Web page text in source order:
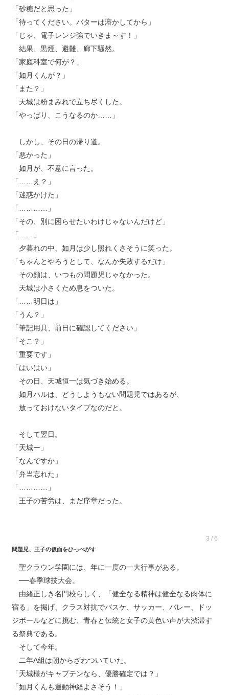
「砂糖だと思った」
「待ってください。バターは溶かしてから」
「じゃ、電子レンジ強でいきま～す！」
結果、黒煙、避難、廊下騒然。
「家庭科室で何が？」
「如月くんが？」
「また？」
天城は粉まみれで立ち尽くした。
「やっぱり、こうなるのか……」
しかし、その日の帰り道。
「悪かった」
如月が、不意に言った。
「……え？」
「迷惑かけた」
「…………」
「その、別に困らせたいわけじゃないんだけど」
「……」
夕暮れの中、如月は少し照れくさそうに笑った。
「ちゃんとやろうとして、なんか失敗するだけ」
その顔は、いつもの問題児じゃなかった。
天城は小さくため息をついた。
「……明日は」
「うん？」
「筆記用具、前日に確認してください」
「そこ？」
「重要です」
「はいはい」
その日、天城恒一は気づき始める。
如月ハルは、どうしようもない問題児ではあるが、
放っておけないタイプなのだと。
そして翌日。
「天城ー」
「なんですか」
「弁当忘れた」
「…………」
王子の苦労は、まだ序章だった。
3 / 6
問題児、王子の仮面をひっぺがす
聖クラウン学園には、年に一度の一大行事がある。
──春季球技大会。
由緒正しき名門校らしく、「健全なる精神は健全なる肉体に
宿る」を掲げ、クラス対抗でバスケ、サッカー、バレー、ドッ
ジボールなどに挑む、青春と伝統と女子の黄色い声が大渋滞す
る祭典である。
そして今年。
二年A組は朝からざわついていた。
「天城様がキャプテンなら、優勝確定では？」
「如月くんも運動神経よさそう！」